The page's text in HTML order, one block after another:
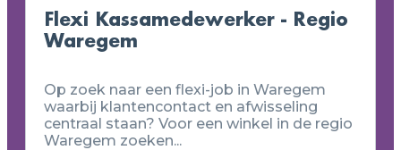
Flexi Kassamedewerker - Regio
Waregem
Op zoek naar een flexi-job in Waregem
waarbij klantencontact en afwisseling
centraal staan? Voor een winkel in de regio
Waregem zoeken...